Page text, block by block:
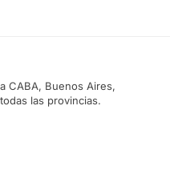
CABA, Buenos Aires,
las provincias.